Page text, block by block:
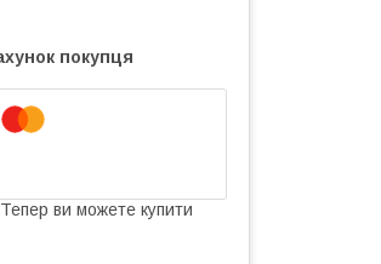
покупця
Тепер ви можете купити